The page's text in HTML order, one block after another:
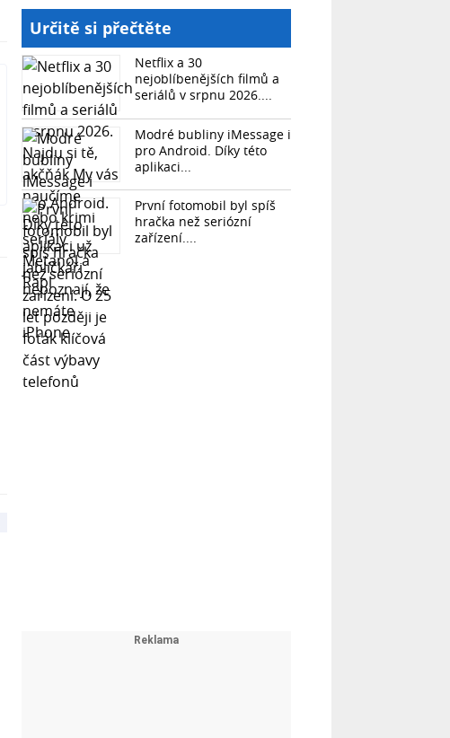
Určitě si přečtěte
Netflix a 30
nejoblíbenějších filmů a
seriálů v srpnu 2026....
Modré bubliny iMessage i
pro Android. Díky této
aplikaci...
První fotomobil byl spíš
hračka než seriózní
zařízení....